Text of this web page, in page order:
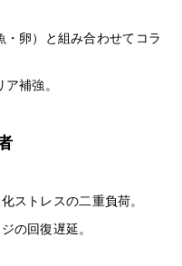
・卵）と組み合わせてコラ
補強。
ストレスの二重負荷。
の回復遅延。